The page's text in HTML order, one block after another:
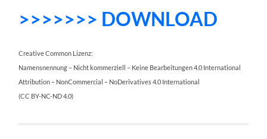
>>>>>>> DOWNLOAD
Creative Common Lizenz:
Namensnennung – Nicht kommerziell – Keine Bearbeitungen 4.0 International
Attribution – NonCommercial – NoDerivatives 4.0 International
(CC BY-NC-ND 4.0)